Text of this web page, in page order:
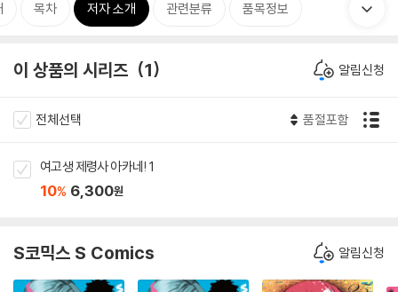
목차 저자 소개 관련분류 품목정보
이 상품의 시리즈 1 알림신청
전체선택 품절포함
여고생 제령사 아카네! 1
10% 6,300원
S코믹스 S Comics 알림신청